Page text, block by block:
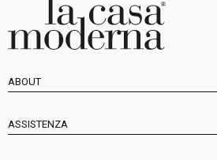
ABOUT
ASSISTENZA